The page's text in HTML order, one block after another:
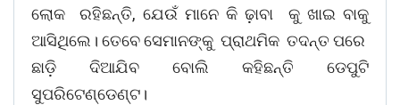
ଲୋକ ରହିଛନ୍ତି, ଯେଉଁ ମାନେ କି ଢ଼ାବା କୁ ଖାଇ ବାକୁ
ଆସିଥିଲେ। ତେବେ ସେମାନଙ୍କୁ ପ୍ରାଥମିକ ତଦନ୍ତ ପରେ
ଛାଡ଼ି ଦିଆଯିବ ବୋଲି କହିଛନ୍ତି ଡେପୁଟି
ସୁପରିଟେଣ୍ଡେଣ୍ଟ।